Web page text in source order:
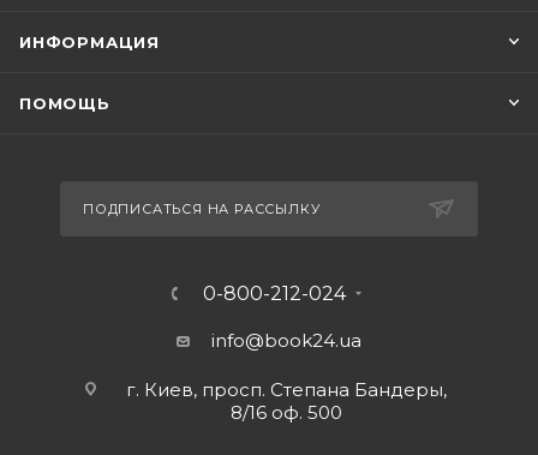
ИНФОРМАЦИЯ
ПОМОЩЬ
ПОДПИСАТЬСЯ НА РАССЫЛКУ
0-800-212-024
info@book24.ua
г. Киев, просп. Степана Бандеры,
8/16 оф. 500